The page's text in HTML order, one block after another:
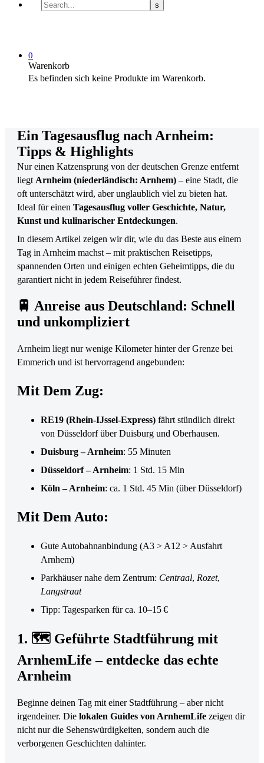
0
Warenkorb
Es befinden sich keine Produkte im Warenkorb.
Ein Tagesausflug nach Arnheim:
Tipps & Highlights
Nur einen Katzensprung von der deutschen Grenze entfernt
liegt Arnheim (niederländisch: Arnhem) – eine Stadt, die
oft unterschätzt wird, aber unglaublich viel zu bieten hat.
Ideal für einen Tagesausflug voller Geschichte, Natur,
Kunst und kulinarischer Entdeckungen.
In diesem Artikel zeigen wir dir, wie du das Beste aus einem
Tag in Arnheim machst – mit praktischen Reisetipps,
spannenden Orten und einigen echten Geheimtipps, die du
garantiert nicht in jedem Reiseführer findest.
🚆 Anreise aus Deutschland: Schnell
und unkompliziert
Arnheim liegt nur wenige Kilometer hinter der Grenze bei
Emmerich und ist hervorragend angebunden:
Mit Dem Zug:
RE19 (Rhein-IJssel-Express) fährt stündlich direkt
von Düsseldorf über Duisburg und Oberhausen.
Duisburg – Arnheim: 55 Minuten
Düsseldorf – Arnheim: 1 Std. 15 Min
Köln – Arnheim: ca. 1 Std. 45 Min (über Düsseldorf)
Mit Dem Auto:
Gute Autobahnanbindung (A3 > A12 > Ausfahrt
Arnhem)
Parkhäuser nahe dem Zentrum: Centraal, Rozet,
Langstraat
Tipp: Tagesparken für ca. 10–15 €
1. 🗺 Geführte Stadtführung mit
ArnhemLife – entdecke das echte
Arnheim
Beginne deinen Tag mit einer Stadtführung – aber nicht
irgendeiner. Die lokalen Guides von ArnhemLife zeigen dir
nicht nur die Sehenswürdigkeiten, sondern auch die
verborgenen Geschichten dahinter.